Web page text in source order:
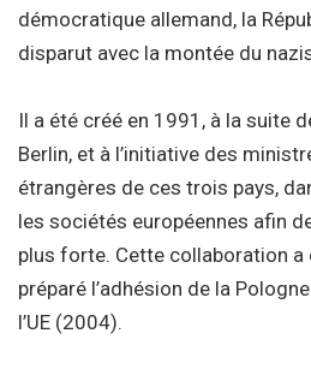
démocratique allemand, la
disparut avec la montée du
Il a été créé en 1991, à la suite
Berlin, et à l’initiative des
étrangères de ces trois pays,
les sociétés européennes afin
plus forte. Cette collaboration
préparé l’adhésion de la
l’UE (2004).